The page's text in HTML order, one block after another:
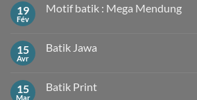
Motif
19
Fév
Motif batik : Mega Mendung
Motif
Mendung
15
Avr
Batik Jawa
Batik
15
Mar
Batik Print